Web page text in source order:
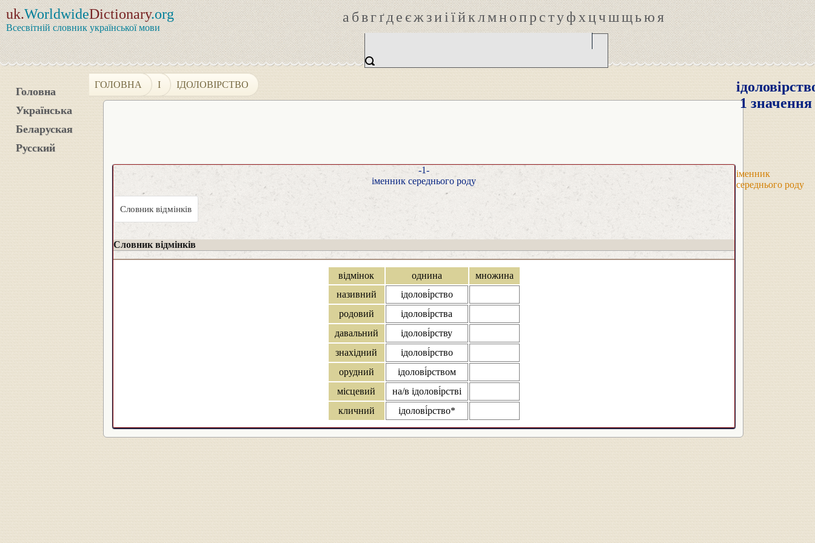
uk.WorldwideDictionary.org
Всесвітній словник української мови
абвгґдеєжзиіїйклмнопрстуфхцчшщьюя
Головна
Українська
Беларуская
Русский
ГОЛОВНА І ІДОЛОВІРСТВО
1 значення
іменник
середнього роду
-1-
іменник середнього роду
Словник відмінків
Словник відмінків
відмінок однина
множина
називний
ідолові́рство
родовий
ідолові́рства
давальний
ідолові́рству
знахідний
ідолові́рство
орудний
ідолові́рством
місцевий
на/в ідолові́рстві
кличний
ідолові́рство*